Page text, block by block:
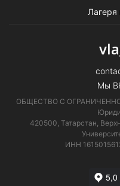
Лагеря
Мы
ОБЩЕСТВО С
420500, Татарстан,
ИНН